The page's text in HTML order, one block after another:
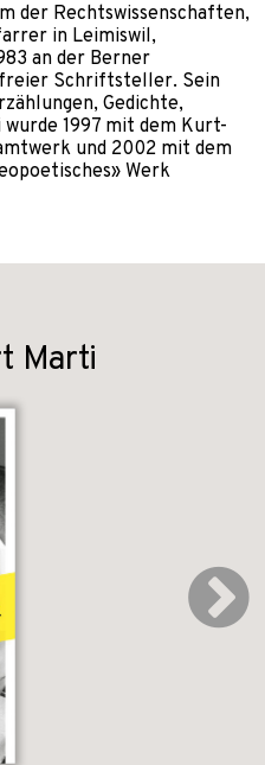
der Rechtswissenschaften,
in Leimiswil,
an der Berner
freier Schriftsteller. Sein
Gedichte,
wurde 1997 mit dem Kurt-
und 2002 mit dem
Werk
Marti